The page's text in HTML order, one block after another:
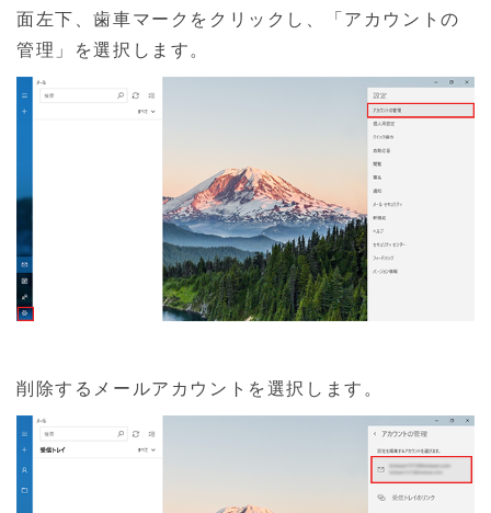
面左下、歯車マークをクリックし、「アカウントの
管理」を選択します。
削除するメールアカウントを選択します。